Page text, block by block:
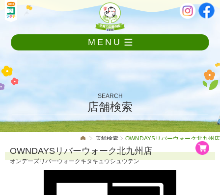
ニ
し
て
本
MENU
SEARCH
店舗検索
店舗検索 OWNDAYSリバーウォーク北九州店
OWNDAYSリバーウォーク北九州店
オンデーズリバーウォークキタキュウシュウテン